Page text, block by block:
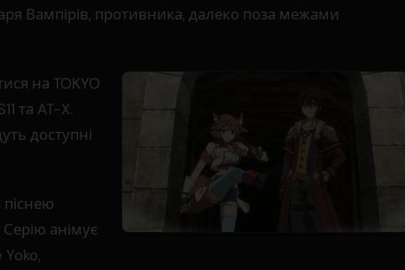
Вампірів, противника, далеко поза межами
на TOKYO
та AT-X.
доступні
піснею
анімує